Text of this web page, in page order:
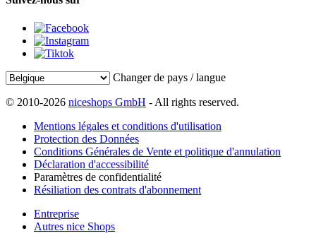
Changer de pays / langue
© 2010-2026 niceshops GmbH - All rights reserved.
Mentions légales et conditions d'utilisation
Protection des Données
Conditions Générales de Vente et politique d'annulation
Déclaration d'accessibilité
Paramètres de confidentialité
Résiliation des contrats d'abonnement
Entreprise
Autres nice Shops